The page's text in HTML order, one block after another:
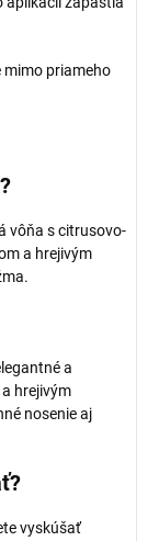
mimo priameho
vôňa s citrusovo-
a hrejivým
a
hrejivým
nosenie aj
vyskúšať